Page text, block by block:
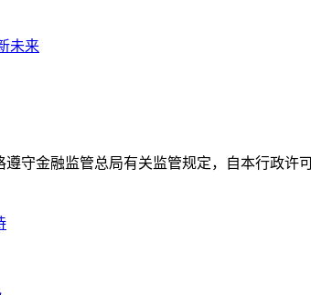
未来
守金融监管总局有关监管规定，自本行政